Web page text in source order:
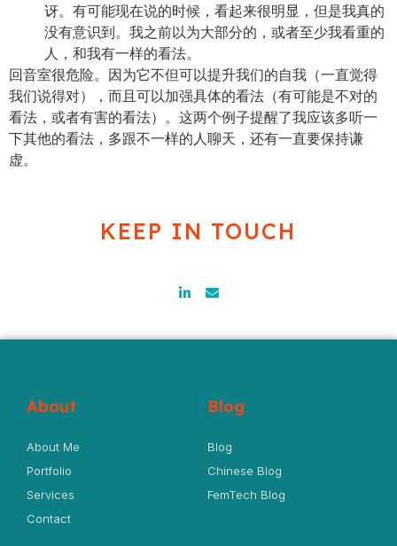
讶。有可能现在说的时候，看起来很明显，但是我真的
没有意识到。我之前以为大部分的，或者至少我看重的
人，和我有一样的看法。
回音室很危险。因为它不但可以提升我们的自我（一直觉得
我们说得对），而且可以加强具体的看法（有可能是不对的
看法，或者有害的看法）。这两个例子提醒了我应该多听一
下其他的看法，多跟不一样的人聊天，还有一直要保持谦
虚。
KEEP IN TOUCH
About
About Me
Portfolio
Services
Contact
Blog
Blog
Chinese Blog
FemTech Blog